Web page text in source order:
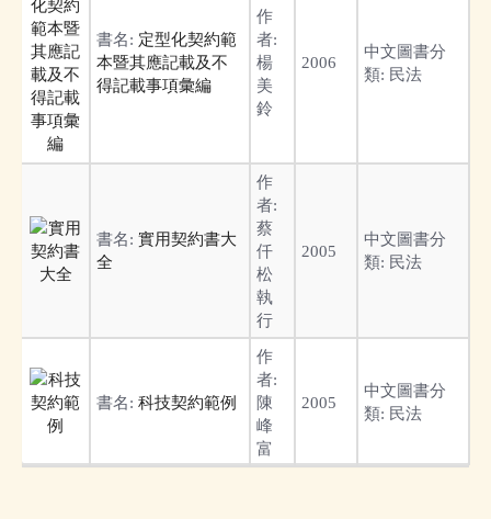
書名: 定型化契約範
本暨其應記載及不
得記載事項彙編
作
者:
楊
美
鈴
2006
中文圖書分
類: 民法
書名: 實用契約書大
全
作
者:
蔡
仟
松
執
行
2005
中文圖書分
類: 民法
書名: 科技契約範例
作
者:
陳
峰
富
2005
中文圖書分
類: 民法